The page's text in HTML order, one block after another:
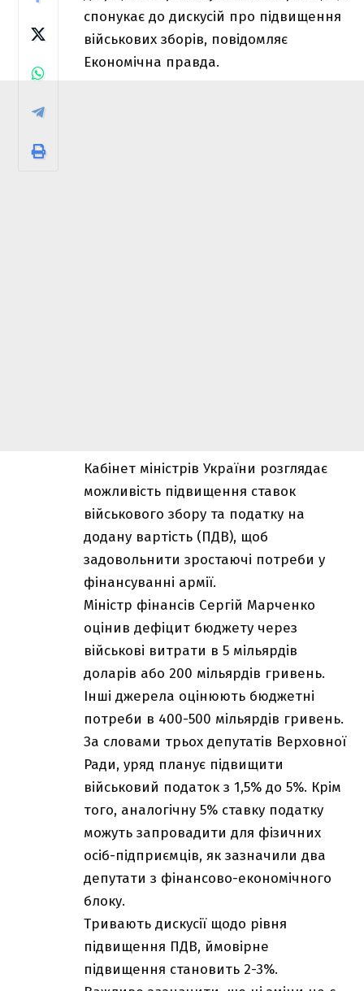
спонукає до дискусій про підвищення
військових зборів, повідомляє
Економічна правда.
Кабінет міністрів України розглядає
можливість підвищення ставок
військового збору та податку на
додану вартість (ПДВ), щоб
задовольнити зростаючі потреби у
фінансуванні армії.
Міністр фінансів Сергій Марченко
оцінив дефіцит бюджету через
військові витрати в 5 мільярдів
доларів або 200 мільярдів гривень.
Інші джерела оцінюють бюджетні
потреби в 400-500 мільярдів гривень.
За словами трьох депутатів Верховної
Ради, уряд планує підвищити
військовий податок з 1,5% до 5%. Крім
того, аналогічну 5% ставку податку
можуть запровадити для фізичних
осіб-підприємців, як зазначили два
депутати з фінансово-економічного
блоку.
Тривають дискусії щодо рівня
підвищення ПДВ, ймовірне
підвищення становить 2-3%.